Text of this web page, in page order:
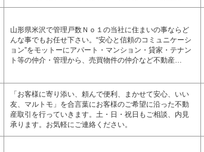
山形県米沢で管理戸数Ｎｏ１の当社に住まいの事ならど
んな事でもお任せ下さい。“安心と信頼のコミュニケーシ
ョン”をモットーにアパート・マンション・貸家・テナン
ト等の仲介・管理から、売買物件の仲介など不動産…
「お客様に寄り添い、頼んで便利、まかせて安心、いい
友、マルトモ」を合言葉にお客様のご希望に沿った不動
産取引を行っていきます。土・日・祝日もご相談、内見
承ります。お気軽にご連絡ください。